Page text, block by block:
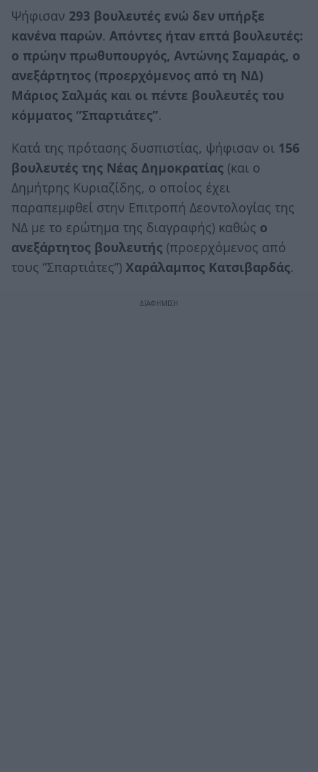
Ψήφισαν 293 βουλευτές ενώ δεν υπήρξε
κανένα παρών. Απόντες ήταν επτά βουλευτές:
ο πρώην πρωθυπουργός, Αντώνης Σαμαράς, ο
ανεξάρτητος (προερχόμενος από τη ΝΔ)
Μάριος Σαλμάς και οι πέντε βουλευτές του
κόμματος “Σπαρτιάτες”.
Κατά της πρότασης δυσπιστίας, ψήφισαν οι 156
βουλευτές της Νέας Δημοκρατίας (και ο
Δημήτρης Κυριαζίδης, ο οποίος έχει
παραπεμφθεί στην Επιτροπή Δεοντολογίας της
ΝΔ με το ερώτημα της διαγραφής) καθώς ο
ανεξάρτητος βουλευτής (προερχόμενος από
τους “Σπαρτιάτες”) Χαράλαμπος Κατσιβαρδάς.